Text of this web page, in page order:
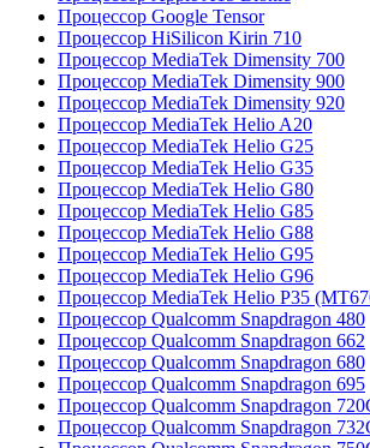
Процессор Google Tensor
Процессор HiSilicon Kirin 710
Процессор MediaTek Dimensity 700
Процессор MediaTek Dimensity 900
Процессор MediaTek Dimensity 920
Процессор MediaTek Helio A20
Процессор MediaTek Helio G25
Процессор MediaTek Helio G35
Процессор MediaTek Helio G80
Процессор MediaTek Helio G85
Процессор MediaTek Helio G88
Процессор MediaTek Helio G95
Процессор MediaTek Helio G96
Процессор MediaTek Helio P35
Процессор Qualcomm Snapdragon 480
Процессор Qualcomm Snapdragon 662
Процессор Qualcomm Snapdragon 680
Процессор Qualcomm Snapdragon 695
Процессор Qualcomm Snapdragon
Процессор Qualcomm Snapdragon